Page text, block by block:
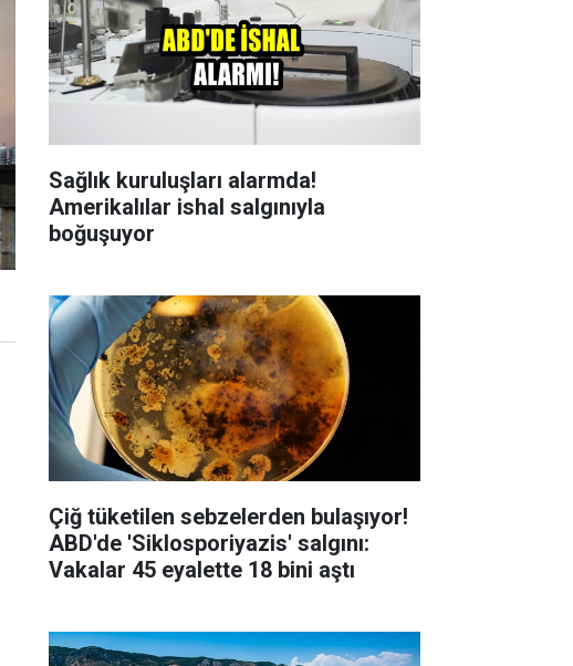
Sağlık kuruluşları alarmda!
Amerikalılar ishal salgınıyla
boğuşuyor
Çiğ tüketilen sebzelerden bulaşıyor!
ABD'de 'Siklosporiyazis' salgını:
Vakalar 45 eyalette 18 bini aştı